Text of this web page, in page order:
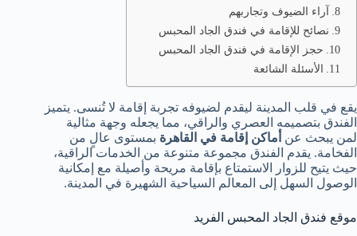
آراء الضيوف وتجاربهم
نصائح للإقامة في فندق الجاد المحبس
حجز الإقامة في فندق الجاد المحبس
الأسئلة الشائعة
يقع في قلب المدينة ليقدم لضيوفه تجربة إقامة لا تُنسى. يتميز
الفندق بتصميمه العصري والراقي، مما يجعله وجهة مثالية
لمن يبحث عن أماكن إقامة في القاهرة بمستوى عالٍ من
الفخامة. يقدم الفندق مجموعة متنوعة من الخدمات الراقية،
حيث يتيح للزوار الاستمتاع بإقامة مريحة وأصيلة مع إمكانية
الوصول السهل إلى المعالم السياحية الشهيرة في المدينة.
موقع فندق الجاد المحبس الفريد